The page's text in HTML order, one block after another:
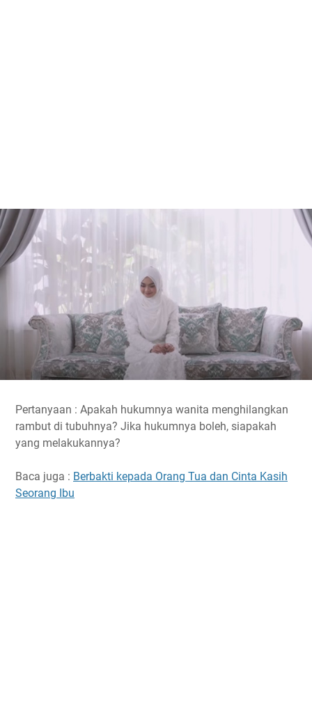
Pertanyaan : Apakah hukumnya wanita menghilangkan
rambut di tubuhnya? Jika hukumnya boleh, siapakah
yang melakukannya?
Baca juga : Berbakti kepada Orang Tua dan Cinta Kasih
Seorang Ibu